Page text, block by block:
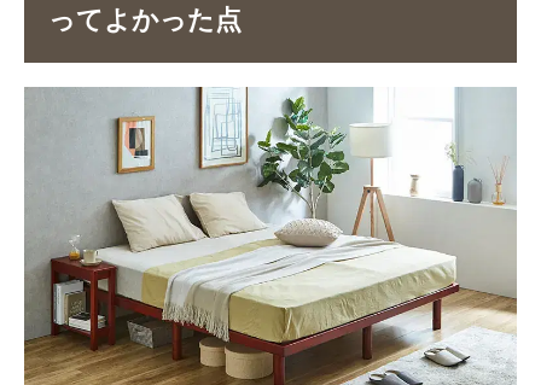
ってよかった点